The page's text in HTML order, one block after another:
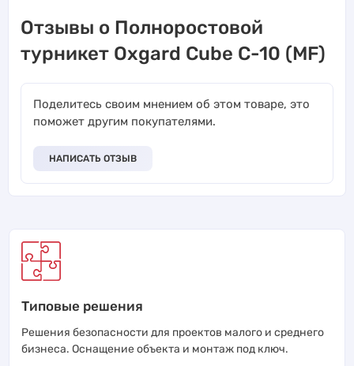
Отзывы о Полноростовой
турникет Oxgard Cube C-10 (MF)
Поделитесь своим мнением об этом товаре, это
поможет другим покупателями.
НАПИСАТЬ ОТЗЫВ
Типовые решения
Решения безопасности для проектов малого и среднего
бизнеса. Оснащение объекта и монтаж под ключ.